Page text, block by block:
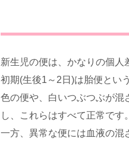
新生児の便は、かなりの個人
初期(生後1～2日)は胎便とい
色の便や、白いつぶつぶが混
し、これらはすべて正常です。
一方、異常な便には血液の混